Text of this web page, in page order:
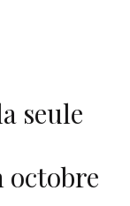
seule
octobre